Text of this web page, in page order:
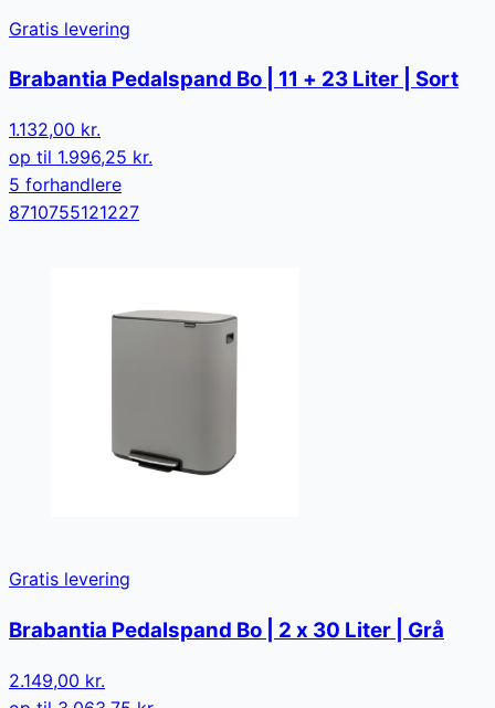
Gratis levering
Brabantia Pedalspand Bo | 11 + 23 Liter | Sort
1.132,00 kr.
op til 1.996,25 kr.
5 forhandlere
8710755121227
Gratis levering
Brabantia Pedalspand Bo | 2 x 30 Liter | Grå
2.149,00 kr.